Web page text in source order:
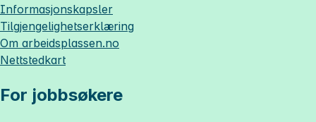
Informasjonskapsler
Tilgjengelighetserklæring
Om arbeidsplassen.no
Nettstedkart
For jobbsøkere